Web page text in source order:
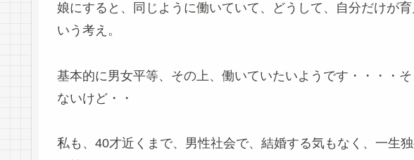
娘にすると、同じように働いていて、どうして、自分だけが
いう考え。
基本的に男女平等、その上、働いていたいようです・・・・
ないけど・・
私も、40才近くまで、男性社会で、結婚する気もなく、一生